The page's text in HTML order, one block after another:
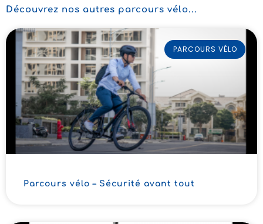
Découvrez nos autres parcours vélo...
PARCOURS VÉLO
Parcours vélo – Sécurité avant tout